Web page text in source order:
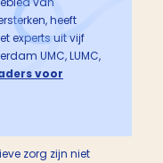
heeft
experts uit vijf
UMC, LUMC,
voor
zorg zijn niet